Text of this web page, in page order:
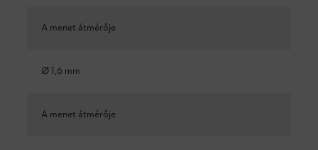
A menet átmérője
Ø 1,6 mm
A menet átmérője